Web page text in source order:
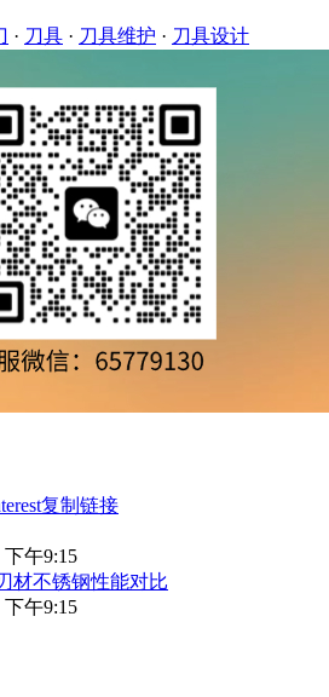
· 刀具 · 刀具维护 · 刀具设计
复制链接
下午9:15
材不锈钢性能对比
下午9:15